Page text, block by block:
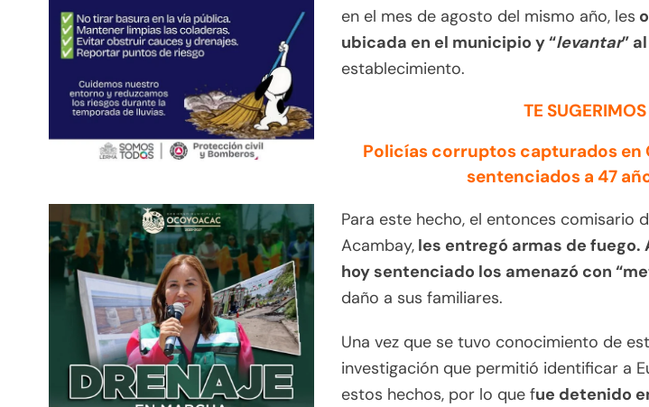
en el mes de agosto del mismo año, les
ubicada en el municipio y “levantar”
establecimiento.
TE SUGERIMOS
Policías corruptos capturados en
sentenciados a 47
Para este hecho, el entonces comisario
Acambay, les entregó armas de fuego.
hoy sentenciado los amenazó con
daño a sus familiares.
Una vez que se tuvo conocimiento de
investigación que permitió identificar a
estos hechos, por lo que fue detenido